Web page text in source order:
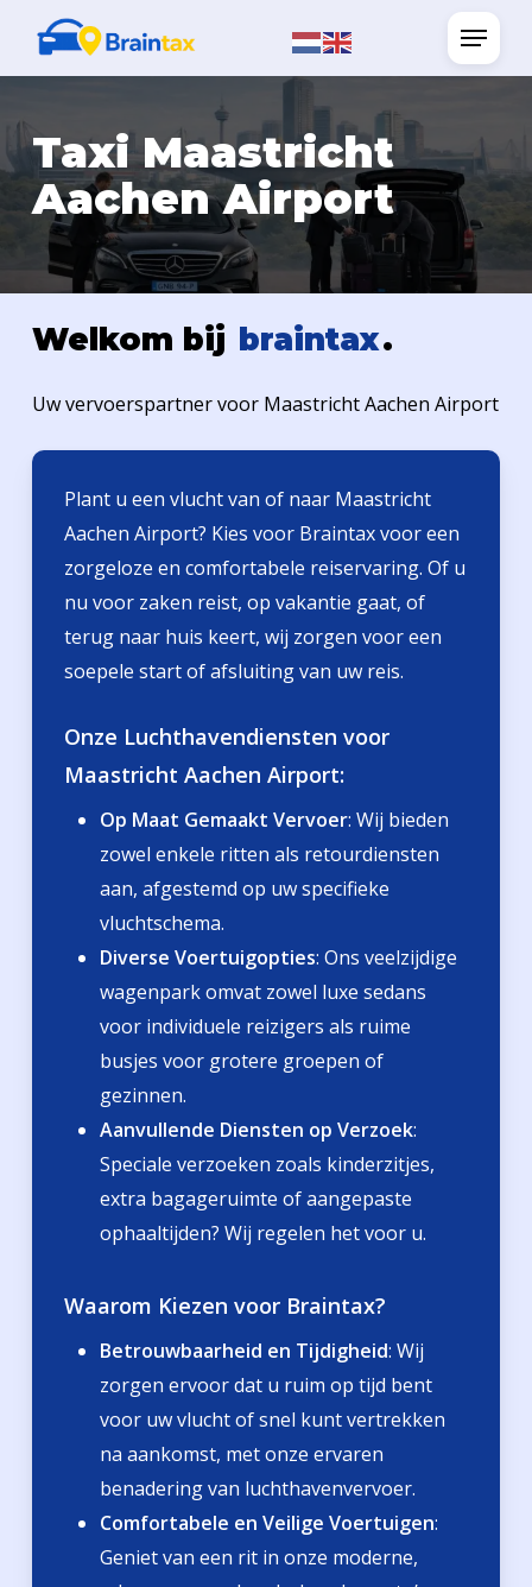
main
content
Menu
Taxi Maastricht
Aachen Airport
Welkom bij braintax.
Uw vervoerspartner voor Maastricht Aachen Airport
Plant u een vlucht van of naar Maastricht
Aachen Airport? Kies voor Braintax voor een
zorgeloze en comfortabele reiservaring. Of u
nu voor zaken reist, op vakantie gaat, of
terug naar huis keert, wij zorgen voor een
soepele start of afsluiting van uw reis.
Onze Luchthavendiensten voor
Maastricht Aachen Airport:
Op Maat Gemaakt Vervoer: Wij bieden
zowel enkele ritten als retourdiensten
aan, afgestemd op uw specifieke
vluchtschema.
Diverse Voertuigopties: Ons veelzijdige
wagenpark omvat zowel luxe sedans
voor individuele reizigers als ruime
busjes voor grotere groepen of
gezinnen.
Aanvullende Diensten op Verzoek:
Speciale verzoeken zoals kinderzitjes,
extra bagageruimte of aangepaste
ophaaltijden? Wij regelen het voor u.
Waarom Kiezen voor Braintax?
Betrouwbaarheid en Tijdigheid: Wij
zorgen ervoor dat u ruim op tijd bent
voor uw vlucht of snel kunt vertrekken
na aankomst, met onze ervaren
benadering van luchthavenvervoer.
Comfortabele en Veilige Voertuigen:
Geniet van een rit in onze moderne,